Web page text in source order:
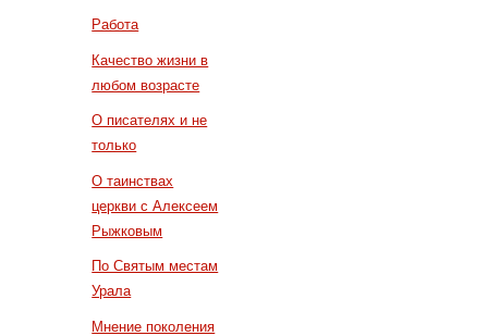
Работа
Качество жизни в
любом возрасте
О писателях и не
только
О таинствах
церкви с Алексеем
Рыжковым
По Святым местам
Урала
Мнение поколения